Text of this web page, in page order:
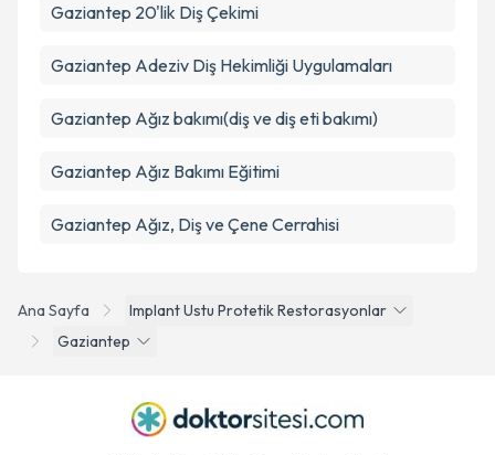
Ana Sayfa
Implant Ustu Protetik Restorasyonlar
Gaziantep
Gaziantep 20'lik Diş Çekimi
Gaziantep Adeziv Diş Hekimliği Uygulamaları
Gaziantep Ağız bakımı(diş ve diş eti bakımı)
Gaziantep Ağız Bakımı Eğitimi
Gaziantep Ağız, Diş ve Çene Cerrahisi